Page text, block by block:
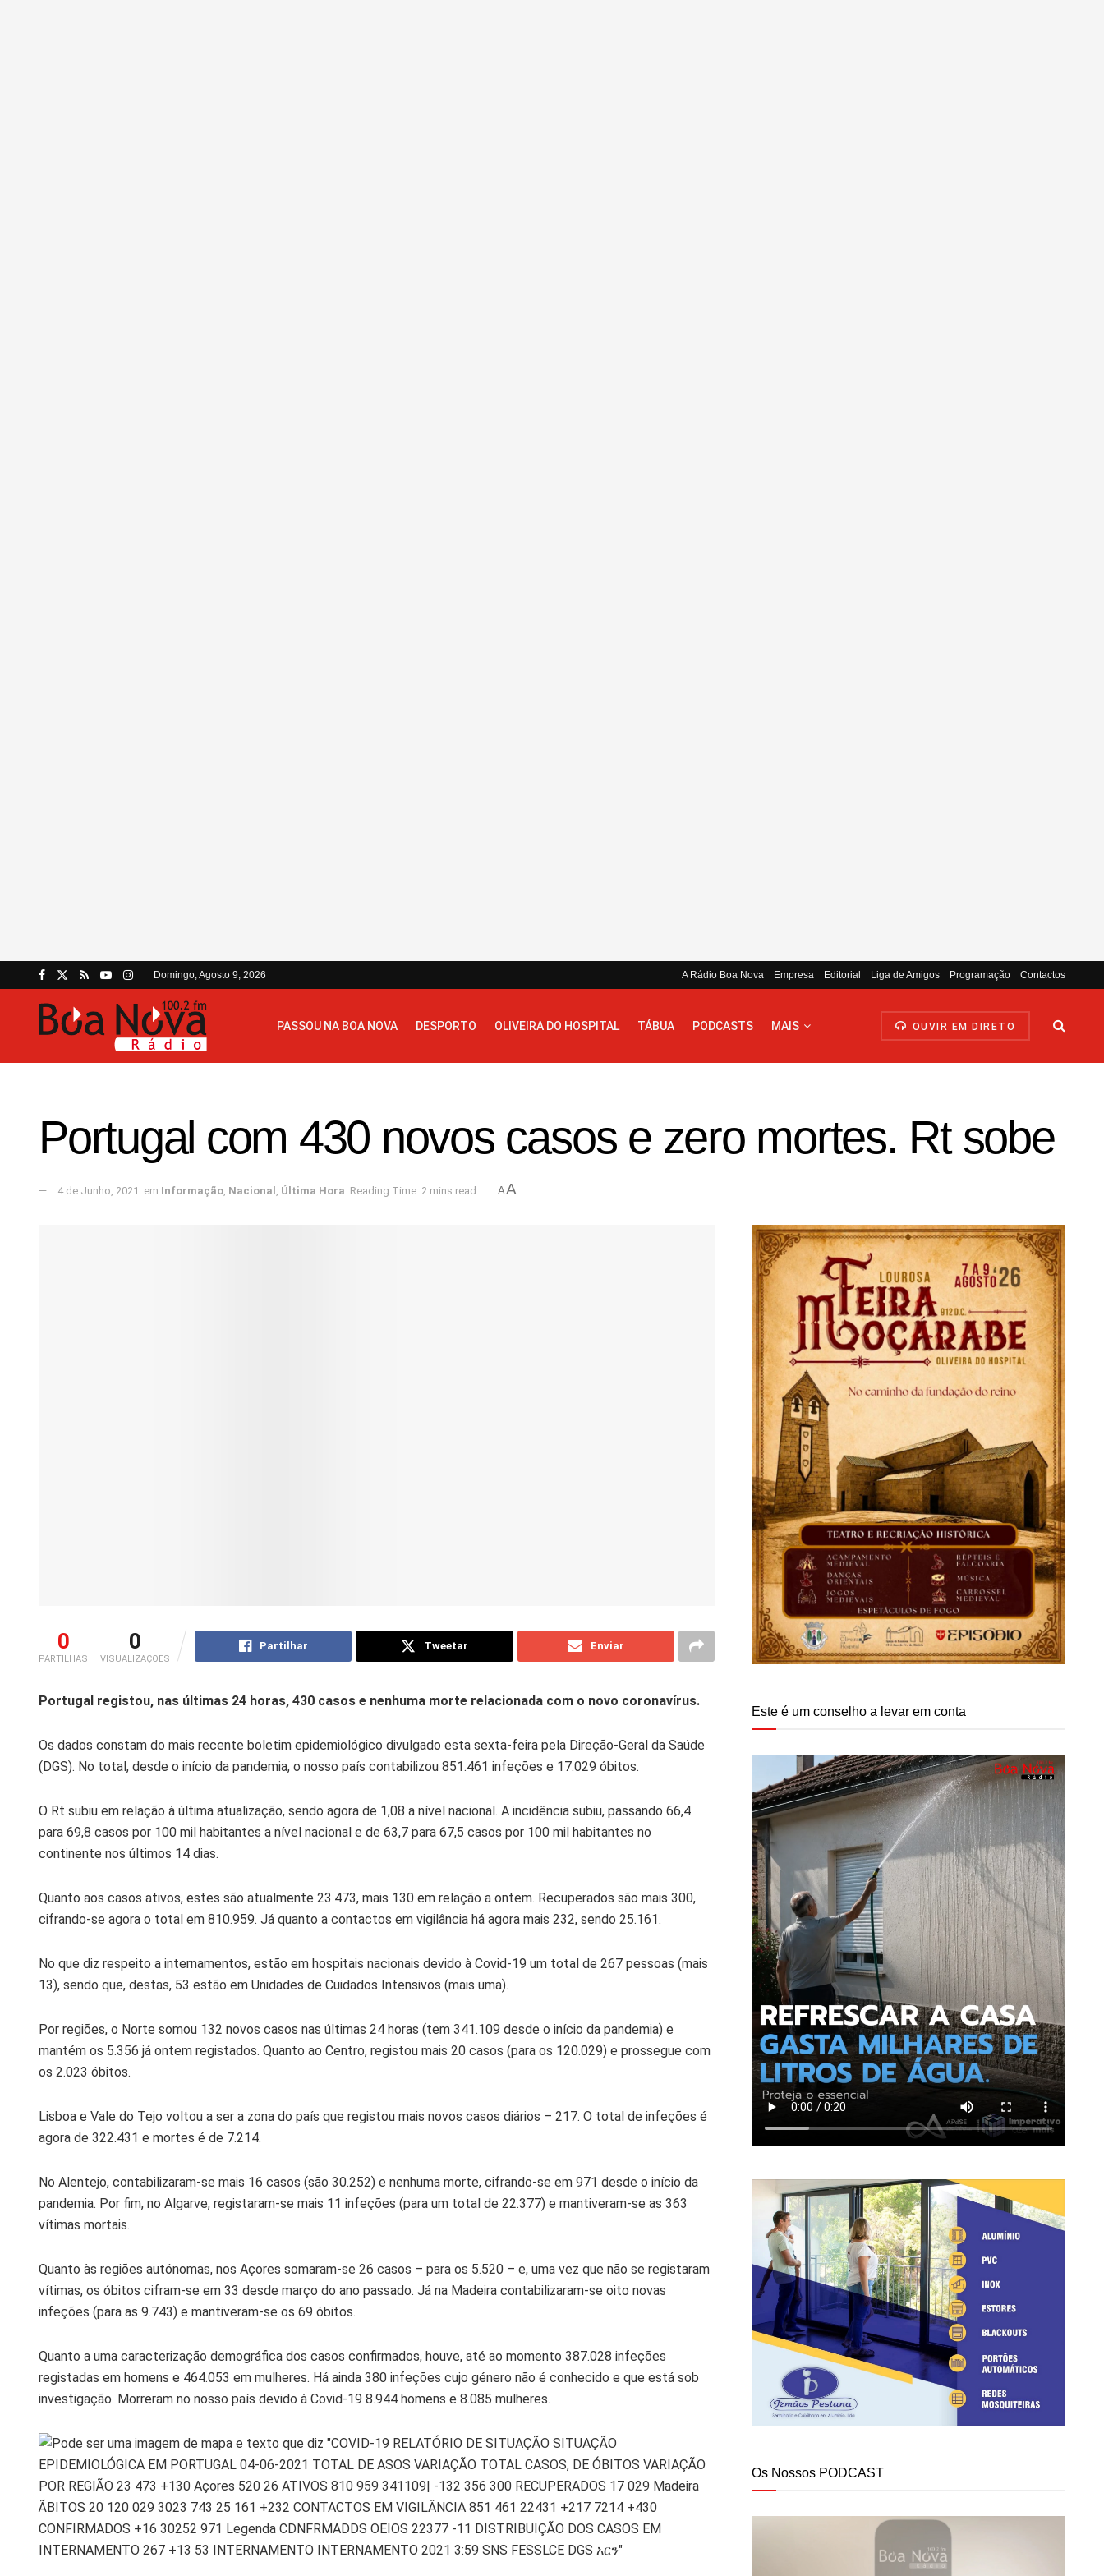
Domingo, Agosto 9, 2026 A Rádio Boa Nova Empresa Editorial Liga de Amigos Programação Contactos
PASSOU NA BOA NOVA DESPORTO OLIVEIRA DO HOSPITAL TÁBUA PODCASTS MAIS OUVIR EM DIRETO
Portugal com 430 novos casos e zero mortes. Rt sobe
4 de Junho, 2021 em Informação, Nacional , Última Hora Reading Time: 2 mins read AA
0
PARTILHAS
0
VISUALIZAÇÕES
Partilhar Tweetar Enviar
Portugal registou, nas últimas 24 horas, 430 casos e nenhuma morte relacionada com o novo coronavírus.
Os dados constam do mais recente boletim epidemiológico divulgado esta sexta-feira pela Direção-Geral da Saúde
(DGS). No total, desde o início da pandemia, o nosso país contabilizou 851.461 infeções e 17.029 óbitos.
O Rt subiu em relação à última atualização, sendo agora de 1,08 a nível nacional. A incidência subiu, passando 66,4
para 69,8 casos por 100 mil habitantes a nível nacional e de 63,7 para 67,5 casos por 100 mil habitantes no
continente nos últimos 14 dias.
Quanto aos casos ativos, estes são atualmente 23.473, mais 130 em relação a ontem. Recuperados são mais 300,
cifrando-se agora o total em 810.959. Já quanto a contactos em vigilância há agora mais 232, sendo 25.161.
No que diz respeito a internamentos, estão em hospitais nacionais devido à Covid-19 um total de 267 pessoas (mais
13), sendo que, destas, 53 estão em Unidades de Cuidados Intensivos (mais uma).
Por regiões, o Norte somou 132 novos casos nas últimas 24 horas (tem 341.109 desde o início da pandemia) e
mantém os 5.356 já ontem registados. Quanto ao Centro, registou mais 20 casos (para os 120.029) e prossegue com
os 2.023 óbitos.
Lisboa e Vale do Tejo voltou a ser a zona do país que registou mais novos casos diários – 217. O total de infeções é
agora de 322.431 e mortes é de 7.214.
No Alentejo, contabilizaram-se mais 16 casos (são 30.252) e nenhuma morte, cifrando-se em 971 desde o início da
pandemia. Por fim, no Algarve, registaram-se mais 11 infeções (para um total de 22.377) e mantiveram-se as 363
vítimas mortais.
Quanto às regiões autónomas, nos Açores somaram-se 26 casos – para os 5.520 – e, uma vez que não se registaram
vítimas, os óbitos cifram-se em 33 desde março do ano passado. Já na Madeira contabilizaram-se oito novas
infeções (para as 9.743) e mantiveram-se os 69 óbitos.
Quanto a uma caracterização demográfica dos casos confirmados, houve, até ao momento 387.028 infeções
registadas em homens e 464.053 em mulheres. Há ainda 380 infeções cujo género não é conhecido e que está sob
investigação. Morreram no nosso país devido à Covid-19 8.944 homens e 8.085 mulheres.
Este é um conselho a levar em conta
Os Nossos PODCAST